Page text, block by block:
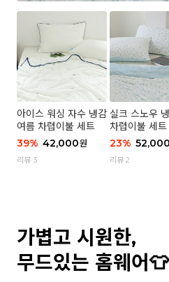
아이스 워싱 자수 냉감
여름 차렵이불 세트
39% 42,000원
리뷰 3
실크 스노우
차렵이불 세트
23% 52,000
리뷰 2
가볍고 시원한,
무드있는 홈웨어👕